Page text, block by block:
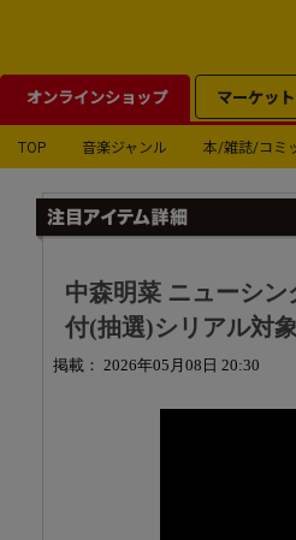
オンラインショップ マーケッ
TOP 音楽ジャンル 本/雑誌/コミ
中森明菜 ニューシ
付(抽選)シリアル対
掲載： 2026年05月08日 20:30